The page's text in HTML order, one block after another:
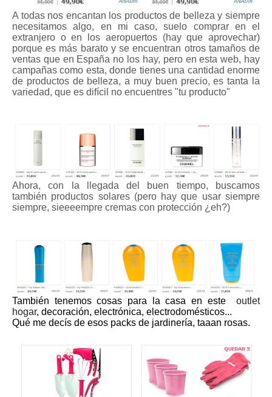
A todas nos encantan los productos de belleza y siempre
necesitamos algo, en mi caso, suelo comprar en el
extranjero o en los aeropuertos (hay que aprovechar)
porque es más barato y se encuentran otros tamaños de
ventas que en España no los hay, pero en esta web, hay
campañas como esta, donde tienes una cantidad enorme
de productos de belleza, a muy buen precio, es tanta la
variedad, que es difícil no encuentres "tu producto"
Ahora, con la llegada del buen tiempo, buscamos
también productos solares (pero hay que usar siempre
siempre, sieeeempre cremas con protección ¿eh?)
También tenemos cosas para la casa en este outlet
hogar, decoración, electrónica, electrodomésticos...
Qué me decís de esos packs de jardinería, taaan rosas.